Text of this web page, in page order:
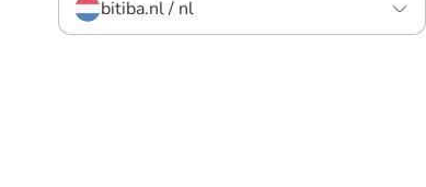
bitiba.nl / nl